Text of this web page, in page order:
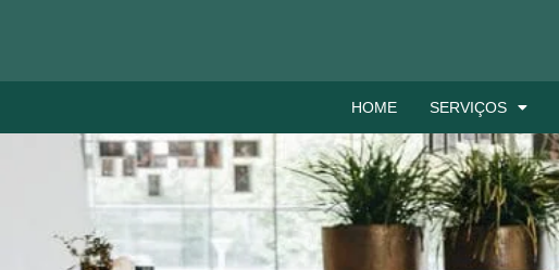
HOME SERVIÇOS